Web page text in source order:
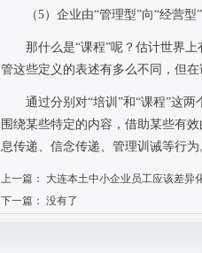
（5）企业由“管理型”向“经营型
那什么是“课程”呢？估计世界
管这些定义的表述有多么不同，但
通过分别对“培训”和“课程”这
围绕某些特定的内容，借助某些有
息传递、信念传递、管理训诫等行为
上一篇：
大连本土中小企业员工应该差异
下一篇： 没有了